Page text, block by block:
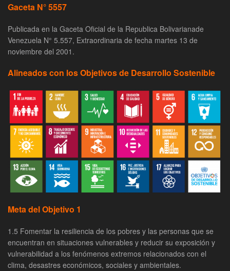
Gaceta N° 5557
Publicada en la Gaceta Oficial de la Republica Bolivarianade
Venezuela N° 5.557, Extraordinaria de fecha martes 13 de
noviembre del 2001.
Alineados con los Objetivos de Desarrollo Sostenible
Meta del Objetivo 1
1.5 Fomentar la resiliencia de los pobres y las personas que se
encuentran en situaciones vulnerables y reducir su exposición y
vulnerabilidad a los fenómenos extremos relacionados con el
clima, desastres económicos, sociales y ambientales.